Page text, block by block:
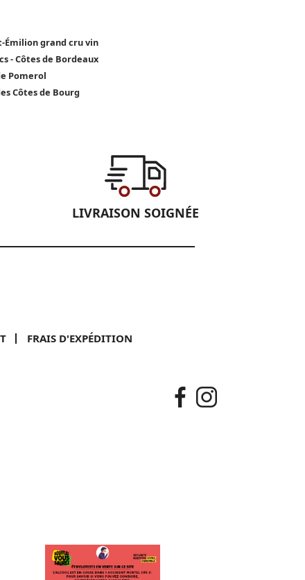
Émilion grand cru vin
- Côtes de Bordeaux
Pomerol
Côtes de Bourg
LIVRAISON SOIGNÉE
FRAIS D'EXPÉDITION